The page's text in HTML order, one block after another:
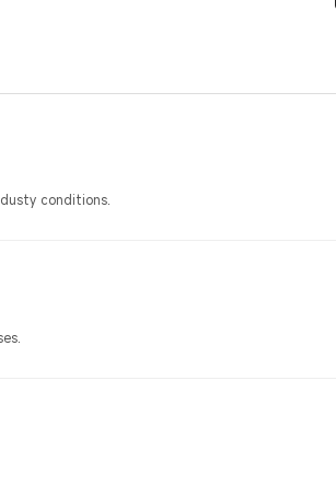
conditions.